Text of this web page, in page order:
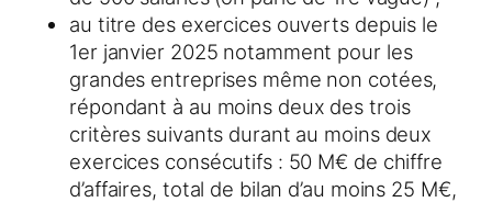
au titre des exercices ouverts depuis le
1er janvier 2025 notamment pour les
grandes entreprises même non cotées,
répondant à au moins deux des trois
critères suivants durant au moins deux
exercices consécutifs : 50 M€ de chiffre
d’affaires, total de bilan d’au moins 25 M€,